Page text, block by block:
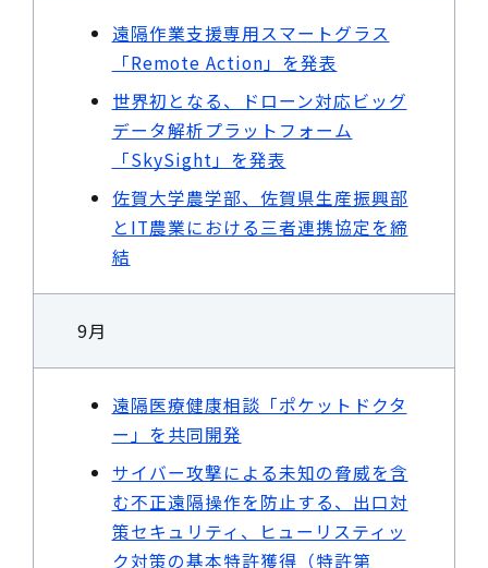
遠隔作業支援専用スマートグラス
「Remote Action」を発表
世界初となる、ドローン対応ビッグ
データ解析プラットフォーム
「SkySight」を発表
佐賀大学農学部、佐賀県生産振興部
とIT農業における三者連携協定を締
結
9月
遠隔医療健康相談「ポケットドクタ
ー」を共同開発
サイバー攻撃による未知の脅威を含
む不正遠隔操作を防止する、出口対
策セキュリティ、ヒューリスティッ
ク対策の基本特許獲得（特許第